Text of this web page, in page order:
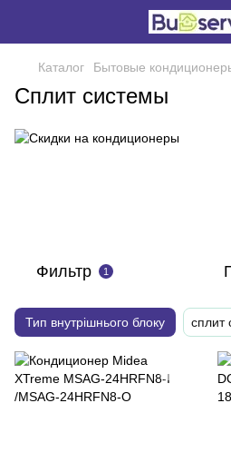
Каталог Бытовые
Сплит системы
Фильтр 1
Тип внутрішнього блоку сплит